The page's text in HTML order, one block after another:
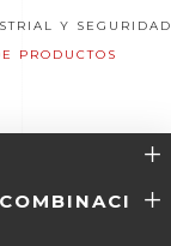
Y SEGURIDAD
PRODUCTOS